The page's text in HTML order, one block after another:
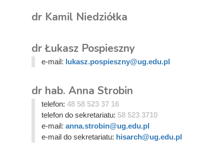
dr Kamil Niedziółka
dr Łukasz Pospieszny
e-mail: lukasz.pospieszny@ug.edu.pl
dr hab. Anna Strobin
telefon: 48 58 523 37 16
telefon do sekretariatu: 58 523 3710
e-mail: anna.strobin@ug.edu.pl
e-mail do sekretariatu: hisarch@ug.edu.pl